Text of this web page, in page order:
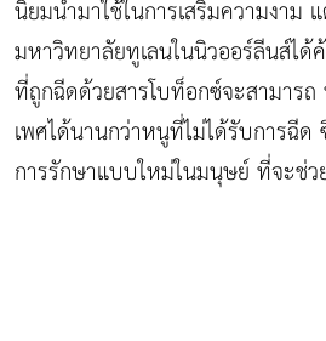
นิยมนำมาใช้ในการเสริมความงาม
มหาวิทยาลัยทูเลนในนิวออร์ลีนส์ไ
ที่ถูกฉีดด้วยสารโบท็อกซ์จะสามาร
เพศได้นานกว่าหนูที่ไม่ได้รับการฉีด
การรักษาแบบใหม่ในมนุษย์ ที่จะช่ว